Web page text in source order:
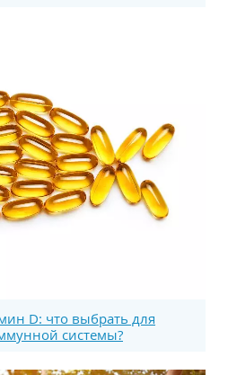
D: что выбрать для
системы?